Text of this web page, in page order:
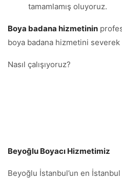
tamamlamış oluyoruz.
Boya badana hizmetinin
boya badana hizmetini
Nasıl çalışıyoruz?
Beyoğlu Boyacı Hizmetimiz
Beyoğlu İstanbul’un en